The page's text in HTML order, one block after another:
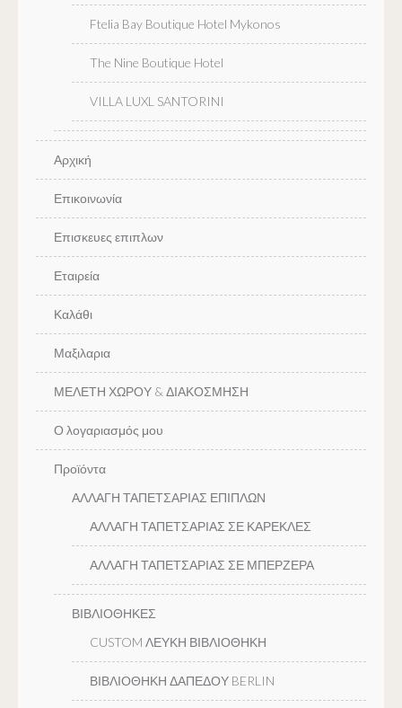
Ftelia Bay Boutique Hotel Mykonos
The Nine Boutique Hotel
VILLA LUXL SANTORINI
Αρχική
Επικοινωνία
Επισκευες επιπλων
Εταιρεία
Καλάθι
Μαξιλαρια
ΜΕΛΕΤΗ ΧΩΡΟΥ & ΔΙΑΚΟΣΜΗΣΗ
Ο λογαριασμός μου
Προϊόντα
ΑΛΛΑΓΗ ΤΑΠΕΤΣΑΡΙΑΣ ΕΠΙΠΛΩΝ
ΑΛΛΑΓΗ ΤΑΠΕΤΣΑΡΙΑΣ ΣΕ ΚΑΡΕΚΛΕΣ
ΑΛΛΑΓΗ ΤΑΠΕΤΣΑΡΙΑΣ ΣΕ ΜΠΕΡΖΕΡΑ
ΒΙΒΛΙΟΘΗΚΕΣ
CUSTOM ΛΕΥΚΗ ΒΙΒΛΙΟΘΗΚΗ
ΒΙΒΛΙΟΘΗΚΗ ΔΑΠΕΔΟΥ BERLIN